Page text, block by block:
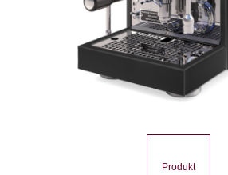
Produkt